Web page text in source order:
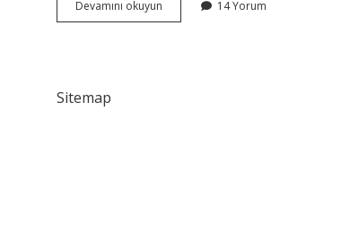
Devamını okuyun
Önemli
14 Yorum
Sitemap